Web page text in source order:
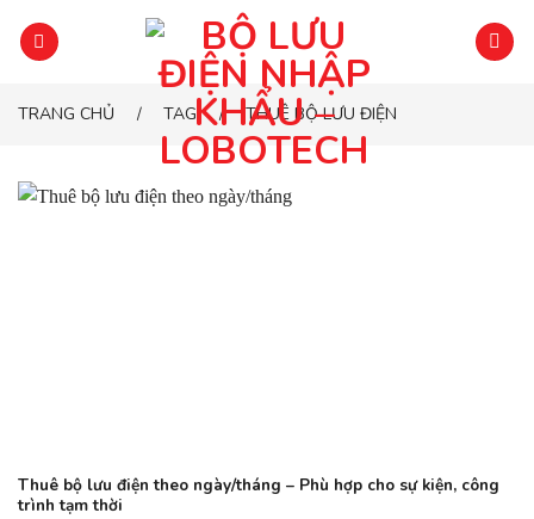
đến
nộiTRANG CHỦ / TAG / THUÊ BỘ LƯU ĐIỆN
Thuê bộ lưu điện theo ngày/tháng – Phù hợp cho sự kiện, công
trình tạm thời